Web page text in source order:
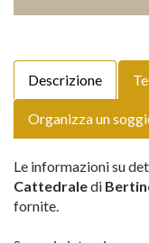
Descrizione
Organizza un
Le informazioni su
Cattedraledi
fornite.